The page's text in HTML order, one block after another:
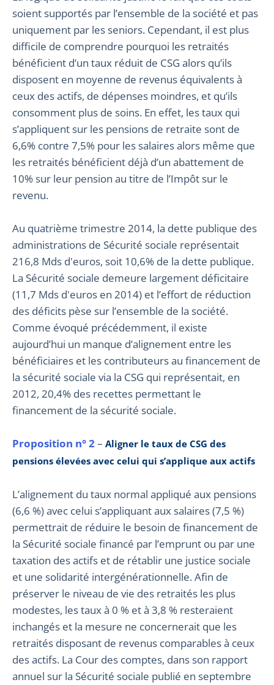
soient supportés par l’ensemble de la société et pas
uniquement par les seniors. Cependant, il est plus
difficile de comprendre pourquoi les retraités
bénéficient d’un taux réduit de CSG alors qu’ils
disposent en moyenne de revenus équivalents à
ceux des actifs, de dépenses moindres, et qu’ils
consomment plus de soins. En effet, les taux qui
s’appliquent sur les pensions de retraite sont de
6,6% contre 7,5% pour les salaires alors même que
les retraités bénéficient déjà d’un abattement de
10% sur leur pension au titre de l’Impôt sur le
revenu.
Au quatrième trimestre 2014, la dette publique des
administrations de Sécurité sociale représentait
216,8 Mds d'euros, soit 10,6% de la dette publique.
La Sécurité sociale demeure largement déficitaire
(11,7 Mds d'euros en 2014) et l’effort de réduction
des déficits pèse sur l’ensemble de la société.
Comme évoqué précédemment, il existe
aujourd’hui un manque d’alignement entre les
bénéficiaires et les contributeurs au financement de
la sécurité sociale via la CSG qui représentait, en
2012, 20,4% des recettes permettant le
financement de la sécurité sociale.
Proposition n° 2– Aligner le taux de CSG des
pensions élevées avec celui qui s’applique aux actifs
L’alignement du taux normal appliqué aux pensions
(6,6 %) avec celui s’appliquant aux salaires (7,5 %)
permettrait de réduire le besoin de financement de
la Sécurité sociale financé par l’emprunt ou par une
taxation des actifs et de rétablir une justice sociale
et une solidarité intergénérationnelle. Afin de
préserver le niveau de vie des retraités les plus
modestes, les taux à 0 % et à 3,8 % resteraient
inchangés et la mesure ne concernerait que les
retraités disposant de revenus comparables à ceux
des actifs. La Cour des comptes, dans son rapport
annuel sur la Sécurité sociale publié en septembre